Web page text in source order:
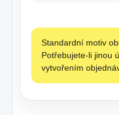
Standardní motiv
Potřebujete-li jinou
vytvořením